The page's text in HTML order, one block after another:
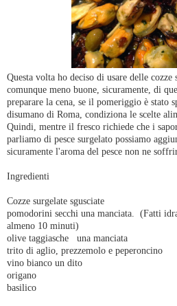
Questa volta ho deciso di usare delle
comunque meno buone, sicuramente, di
preparare la cena, se il pomeriggio è stato
disumano di Roma, condiziona le scelte
Quindi, mentre il fresco richiede che i
parliamo di pesce surgelato possiamo
sicuramente l'aroma del pesce non ne
Ingredienti
Cozze surgelate sgusciate
pomodorini secchi una manciata. (Fatti
almeno 10 minuti)
olive taggiasche una manciata
trito di aglio, prezzemolo e peperoncino
vino bianco un dito
origano
basilico